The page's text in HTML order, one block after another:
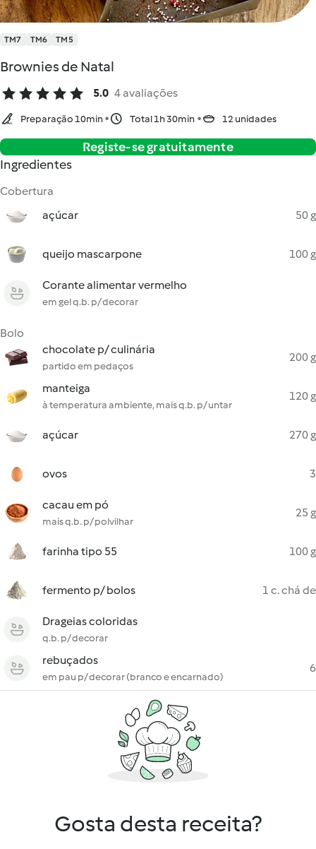
TM7 TM6 TM5
Brownies de Natal
5.0 4 avaliações
Preparação 10min Total 1h 30min 12 unidades
Registe-se gratuitamente
Ingredientes
Cobertura
açúcar
50 g
queijo mascarpone 100 g
Corante alimentar vermelho
em gel q.b. p/ decorar
Bolo
chocolate p/ culinária
partido em pedaços
200 g
manteiga
à temperatura ambiente, mais q.b. p/ untar
120 g
açúcar 270 g
ovos 3
cacau em pó
mais q.b. p/ polvilhar
25 g
farinha tipo 55 100 g
fermento p/ bolos 1 c. chá de
Drageias coloridas
q.b. p/ decorar
rebuçados
em pau p/ decorar (branco e encarnado)
6
Gosta desta receita?